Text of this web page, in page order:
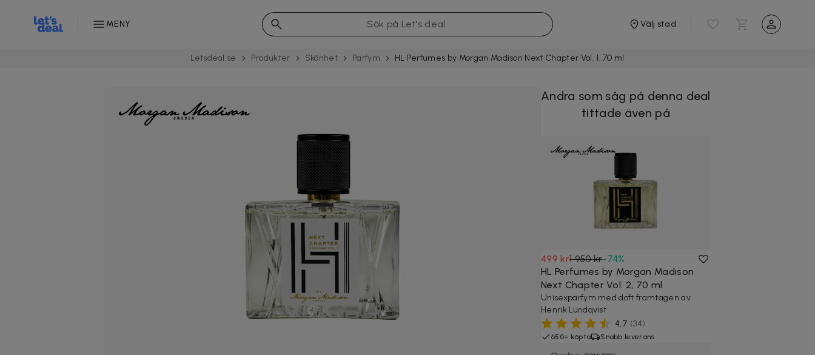
MENY Välj stad
Letsdeal.se Produkter Skönhet Parfym HL Perfumes by Morgan Madison Next Chapter Vol. 1, 70 ml
Andra som såg på denna deal
tittade även på
499 kr1 950 kr-74%
HL Perfumes by Morgan Madison
Next Chapter Vol. 2, 70 ml
Unisexparfym med doft framtagen av
Henrik Lundqvist
4,7 (34)
650+ köpta Snabb leverans